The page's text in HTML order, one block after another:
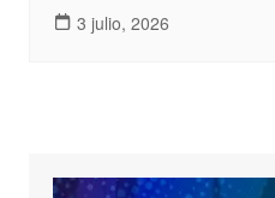
3 julio, 2026